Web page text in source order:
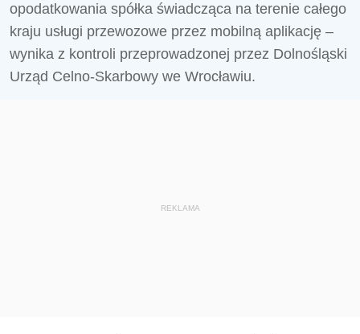
opodatkowania spółka świadcząca na terenie całego
kraju usługi przewozowe przez mobilną aplikację –
wynika z kontroli przeprowadzonej przez Dolnośląski
Urząd Celno-Skarbowy we Wrocławiu.
REKLAMA